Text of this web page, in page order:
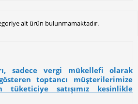
ait ürün bulunmamaktadır.
sadece vergi mükellefi olarak
toptancı müşterilerimize
tüketiciye satışımız kesinlikle